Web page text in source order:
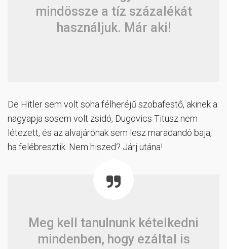
mindössze a tíz százalékát
használjuk. Már aki!
De Hitler sem volt soha félheréjű szobafestő, akinek a
nagyapja sosem volt zsidó, Dugovics Titusz nem
létezett, és az alvajárónak sem lesz maradandó baja,
ha felébresztik. Nem hiszed? Járj utána!
Meg kell tanulnunk kételkedni
mindenben, hogy ezáltal is